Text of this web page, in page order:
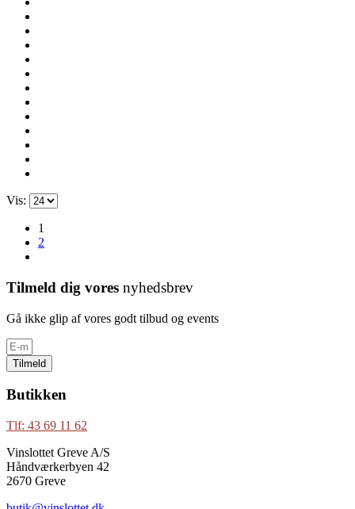
Vis:
1
2
Tilmeld dig vores nyhedsbrev
Gå ikke glip af vores godt tilbud og events
Tilmeld
Butikken
Tlf: 43 69 11 62
Vinslottet Greve A/S
Håndværkerbyen 42
2670 Greve